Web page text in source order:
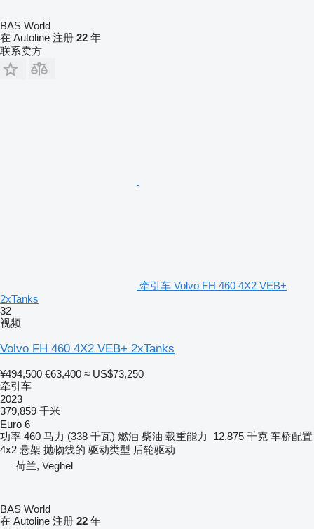
BAS World
在 Autoline 注册 22 年
联系卖方
牵引车 Volvo FH 460 4X2 VEB+
2xTanks
32
视频
Volvo FH 460 4X2 VEB+ 2xTanks
¥494,500 €63,400 ≈ US$73,250
牵引车
2023
379,859 千米
Euro 6
功率 460 马力 (338 千瓦) 燃油 柴油 载重能力 12,875 千克 车桥配置
4x2 悬架 抛物线的 驱动类型 后轮驱动
荷兰, Veghel
BAS World
在 Autoline 注册 22 年